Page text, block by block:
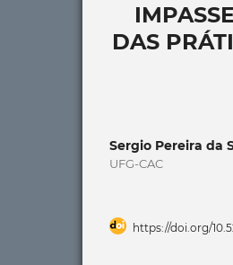
DAS
Sergio Pereira da
UFG-CAC
https://doi.org/